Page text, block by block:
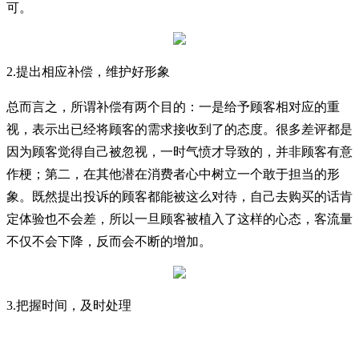
可。
2.提出相应补偿，维护好形象
总而言之，所谓补偿有两个目的：一是给予顾客相对应的重
视，表示出已经将顾客的需求接收到了的态度。很多差评都是
因为顾客觉得自己被忽视，一时气愤才导致的，并非顾客有意
作梗；第二，在其他潜在消费者心中树立一个敢于担当的形
象。既然提出投诉的顾客都能被这么对待，自己去购买的话肯
定体验也不会差，所以一旦顾客被植入了这样的心态，客流量
不仅不会下降，反而会不断的增加。
3.把握时间，及时处理